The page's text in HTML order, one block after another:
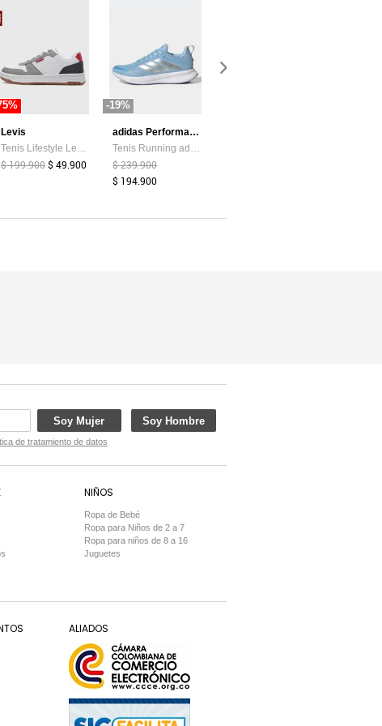
Levis
$ 199.900$ 49.900
-19%
adidas Performance
$ 239.900
$ 194.900
Soy Mujer Soy Hombre
de tratamiento de datos
NIÑOS
Ropa de Bebé
Ropa para Niños de 2 a 7
Ropa para niños de 8 a 16
Juguetes
ALIADOS